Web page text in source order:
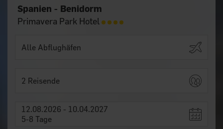
Spanien - Benidorm
Primavera Park Hotel
2 Reisende
12.08.2026 - 10.04.2027
5-8 Tage